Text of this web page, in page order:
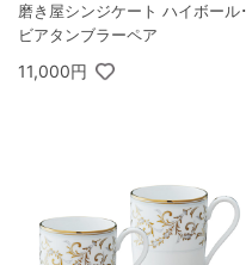
磨き屋シンジケート ハイボール･
ビアタンブラーペア
11,000円